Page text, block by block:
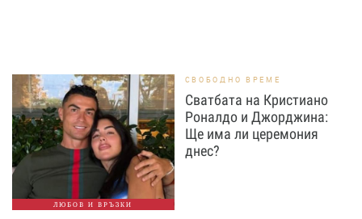
ЛЮБОВ И ВРЪЗКИ
СВОБОДНО ВРЕМЕ
Сватбата на Кристиано
Роналдо и Джорджина:
Ще има ли церемония
днес?